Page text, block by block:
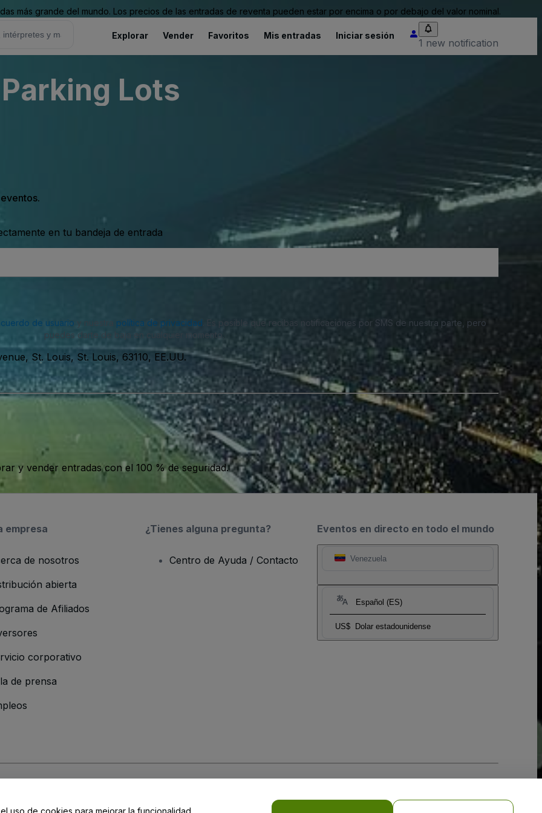
más grande del mundo. Los precios de las entradas de reventa pueden estar por encima o por debajo del valor nominal.
Explorar Vender Favoritos Mis entradas Iniciar sesión
1 new notification
Lots
en tu bandeja de entrada
de usuario política de privacidad . Es posible que recibas notificaciones por SMS de nuestra parte, pero
puedes darte de baja en cualquier momento.
St. Louis, St. Louis, 63110, EE.UU.
y vender entradas con el 100 % de seguridad.
Eventos en directo en todo el mundo
Venezuela
Español (ES)
US$ Dolar estadounidense
empresa
de nosotros
abierta
de Afiliados
corporativo
de prensa
¿Tienes alguna pregunta?
Centro de Ayuda / Contacto
y de laPolítica de Privacidad para Móviles
uso de cookies para mejorar la funcionalidad